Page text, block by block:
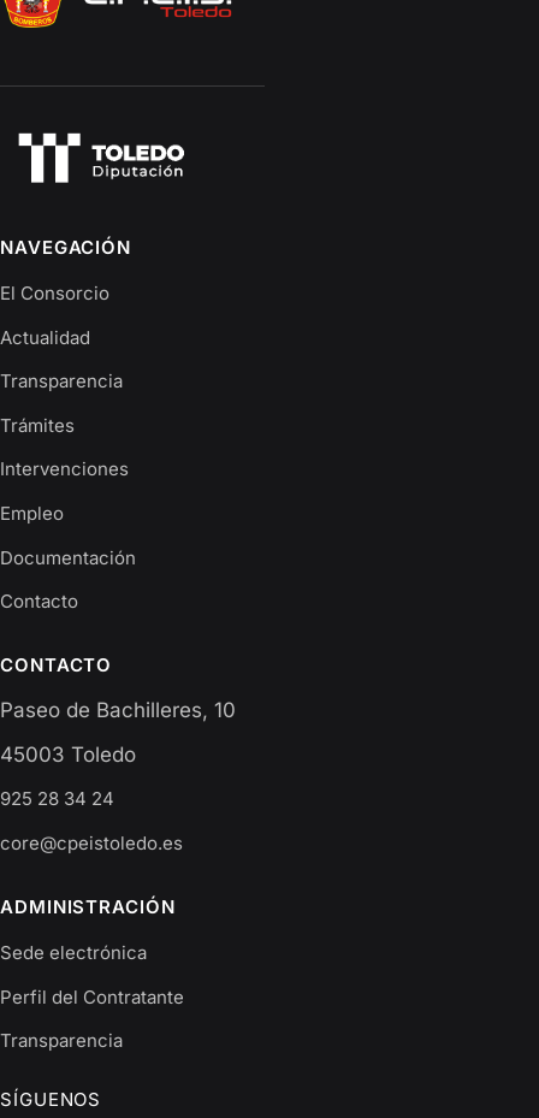
NAVEGACIÓN
El Consorcio
Actualidad
Transparencia
Trámites
Intervenciones
Empleo
Documentación
Contacto
CONTACTO
Paseo de Bachilleres, 10
45003 Toledo
925 28 34 24
core@cpeistoledo.es
ADMINISTRACIÓN
Sede electrónica
Perfil del Contratante
Transparencia
SÍGUENOS